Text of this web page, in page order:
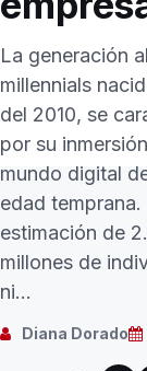
La generación
millennials
del 2010, se
por su
mundo digital
edad temprana.
estimación de
millones de
ni...
Diana Dorado